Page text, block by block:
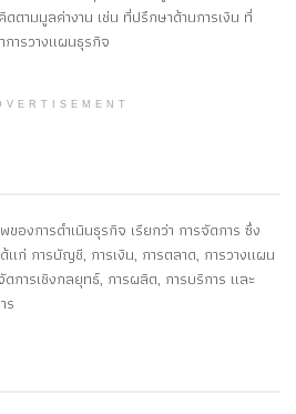
ตามมูลค่างาน เช่น ที่ปรึกษาด้านการเงิน ที่
ารวางแผนธุรกิจ
องการดำเนินธุรกิจ เรียกว่า การจัดการ ซึ่ง
แก่ การบัญชี, การเงิน, การตลาด, การวางแผน
การเชิงกลยุทธ์, การผลิต, การบริการ และ
ร